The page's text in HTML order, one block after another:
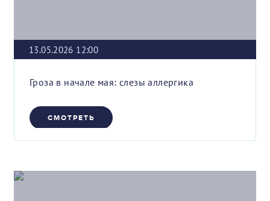
13.05.2026 12:00
Гроза в начале мая: слезы аллергика
СМОТРЕТЬ